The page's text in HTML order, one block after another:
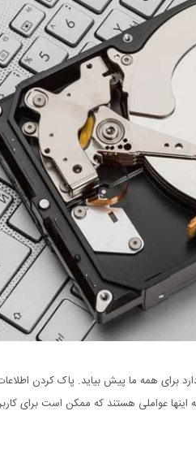
برای همه ما پیش بیاید. پاک کردن
عواملی هستند که ممکن است برای